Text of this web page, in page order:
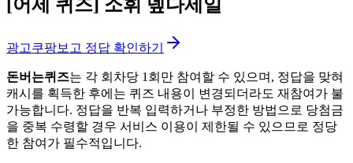
[어제 퀴즈] 소휘 넾다세일
광고쿠팡보고 정답 확인하기
돈버는퀴즈는 각 회차당 1회만 참여할 수 있으며, 정답을 맞혀
캐시를 획득한 후에는 퀴즈 내용이 변경되더라도 재참여가 불
가능합니다. 정답을 반복 입력하거나 부정한 방법으로 당첨금
을 중복 수령할 경우 서비스 이용이 제한될 수 있으므로 정당
한 참여가 필수적입니다.